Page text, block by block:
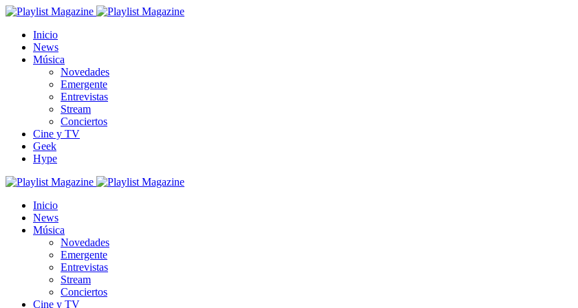
Inicio
News
Música
Novedades
Emergente
Entrevistas
Stream
Conciertos
Cine y TV
Geek
Hype
Inicio
News
Música
Novedades
Emergente
Entrevistas
Stream
Conciertos
Cine y TV